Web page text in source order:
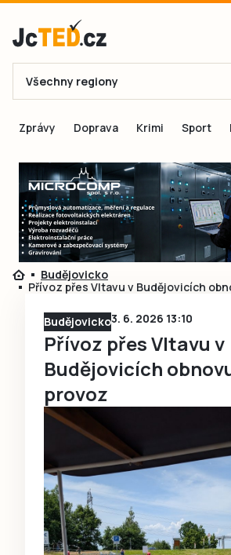
E-mail
Přihlásit se
Přihlásit se přes
Ještě nemám účet, chci se
Všechny regiony
Zprávy Doprava Krimi Sport
Budějovicko
Přívoz přes Vltavu v Budějovicích
Budějovicko3. 6. 2026 13:10
Přívoz přes Vltavu v
Budějovicích
provoz